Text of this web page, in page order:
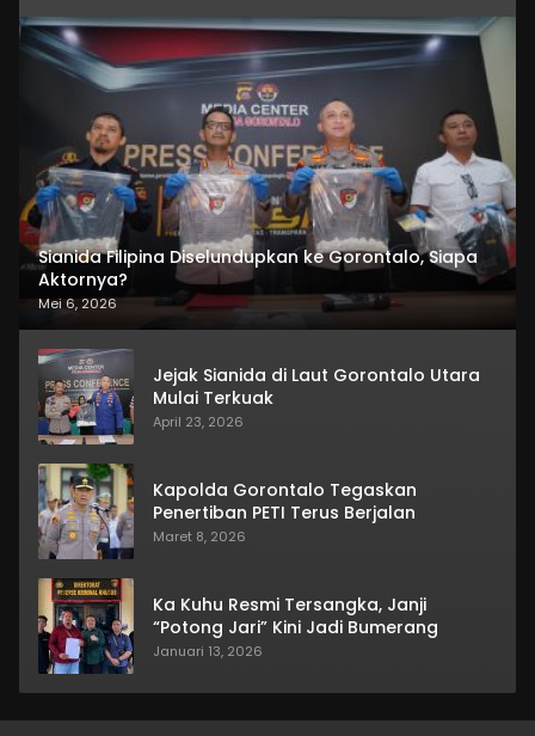
Sianida Filipina Diselundupkan ke Gorontalo, Siapa
Aktornya?
Mei 6, 2026
Jejak Sianida di Laut Gorontalo Utara
Mulai Terkuak
April 23, 2026
Kapolda Gorontalo Tegaskan
Penertiban PETI Terus Berjalan
Maret 8, 2026
Ka Kuhu Resmi Tersangka, Janji
“Potong Jari” Kini Jadi Bumerang
Januari 13, 2026